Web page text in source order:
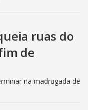
ruas do
de
na madrugada de